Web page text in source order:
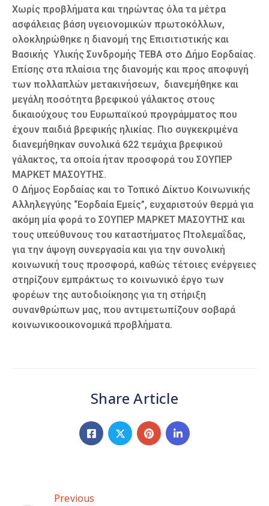
Χωρίς προβλήματα και τηρώντας όλα τα μέτρα
ασφάλειας βάση υγειονομικών πρωτοκόλλων,
ολοκληρώθηκε η διανομή της Επισιτιστικής και
Βασικής Υλικής Συνδρομής ΤΕΒΑ στο Δήμο Εορδαίας.
Επίσης στα πλαίσια της διανομής και προς αποφυγή
των πολλαπλών μετακινήσεων, διανεμήθηκε και
μεγάλη ποσότητα βρεφικού γάλακτος στους
δικαιούχους του Ευρωπαϊκού προγράμματος που
έχουν παιδιά βρεφικής ηλικίας. Πιο συγκεκριμένα
διανεμήθηκαν συνολικά 622 τεμάχια βρεφικού
γάλακτος, τα οποία ήταν προσφορά του ΣΟΥΠΕΡ
ΜΑΡΚΕΤ ΜΑΣΟΥΤΗΣ.
Ο Δήμος Εορδαίας και το Τοπικό Δίκτυο Κοινωνικής
Αλληλεγγύης “Εορδαία Εμείς”, ευχαριστούν θερμά για
ακόμη μία φορά το ΣΟΥΠΕΡ ΜΑΡΚΕΤ ΜΑΣΟΥΤΗΣ και
τους υπεύθυνους του καταστήματος Πτολεμαΐδας,
για την άψογη συνεργασία και για την συνολική
κοινωνική τους προσφορά, καθώς τέτοιες ενέργειες
στηρίζουν εμπράκτως το κοινωνικό έργο των
φορέων της αυτοδιοίκησης για τη στήριξη
συνανθρώπων μας, που αντιμετωπίζουν σοβαρά
κοινωνικοοικονομικά προβλήματα.
Share Article
Previous